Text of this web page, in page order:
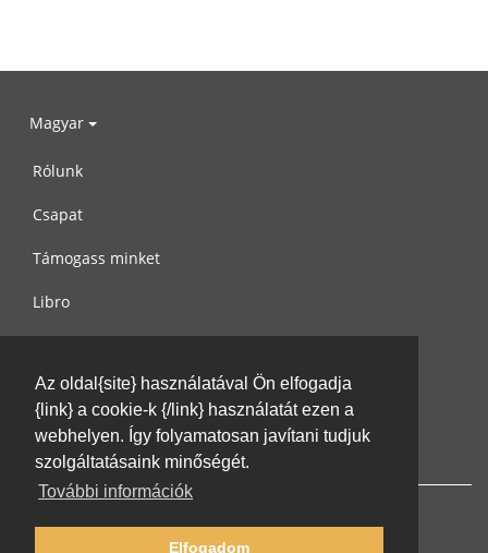
Az oldal{site} használatával Ön elfogadja
{link} a cookie-k {/link} használatát ezen a
webhelyen. Így folyamatosan javítani tudjuk
szolgáltatásaink minőségét.
További információk
Elfogadom
Magyar
Rólunk
Csapat
Támogass minket
Libro
Használati feltételek
Írj nekünk